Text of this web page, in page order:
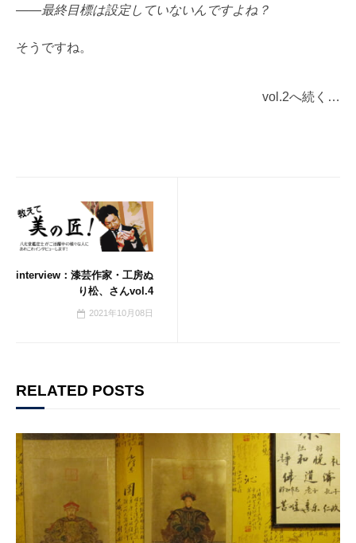
――最終目標は設定していないんですよね？
そうですね。
vol.2へ続く…
interview：漆芸作家・工房ぬ
り松、さんvol.4
2021年10月08日
RELATED POSTS